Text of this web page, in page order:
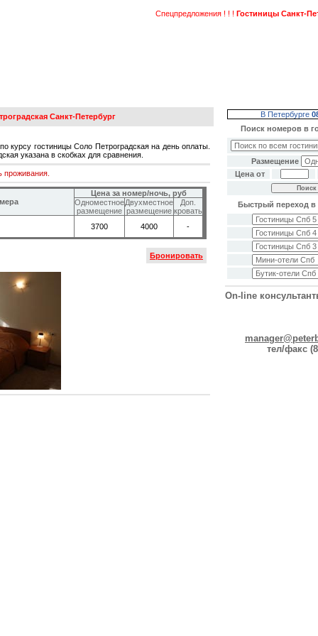
Спецпредложения ! ! !Гостиницы Санкт-
Санкт-Петербург
курсу гостиницы Соло Петроградская на день оплаты.
указана в скобках для сравнения.
проживания.
Цена за номер/ночь, руб
Одноместное
размещение
Двухместное
размещение
Доп.
кровать
3700
4000 -
Бронировать
В Петербурге
Поиск номеров в
Размещение
Цена от
Быстрый переход в
On-line
тел/факс